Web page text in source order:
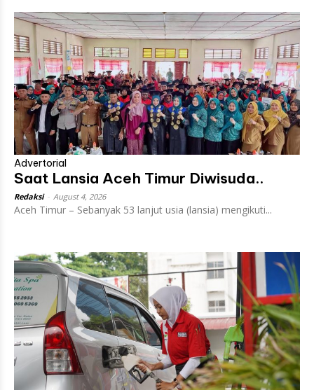
Advertorial
Saat Lansia Aceh Timur Diwisuda..
Redaksi August 4, 2026
Aceh Timur – Sebanyak 53 lanjut usia (lansia) mengikuti...